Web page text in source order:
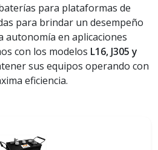
para plataformas de
para brindar un desempeño
autonomía en aplicaciones
con los modelos L16, J305 y
sus equipos operando con
eficiencia.